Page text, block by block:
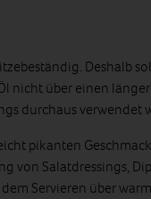
Deshalb
nicht über einen
durchaus verwendet
pikanten
von Salatdressings,
Servieren über